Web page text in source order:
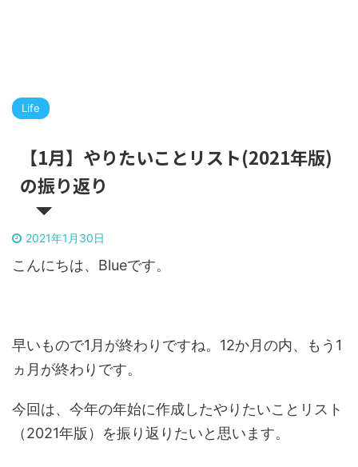
Life
【1月】やりたいことリスト(2021年版)
の振り返り
2021年1月30日
こんにちは、Blueです。
早いもので1月が終わりですね。12か月の内、もう1
ヵ月が終わりです。
今回は、今年の年始に作成したやりたいことリスト
（2021年版）を振り返りたいと思います。